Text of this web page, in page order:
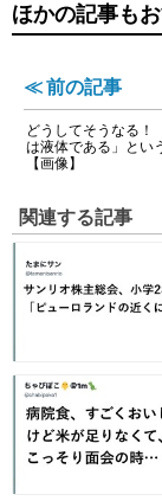
ほかの記事も
≪ 前の記事
どうしてそうなる！
は液体である」とい
【画像】
関連する記事